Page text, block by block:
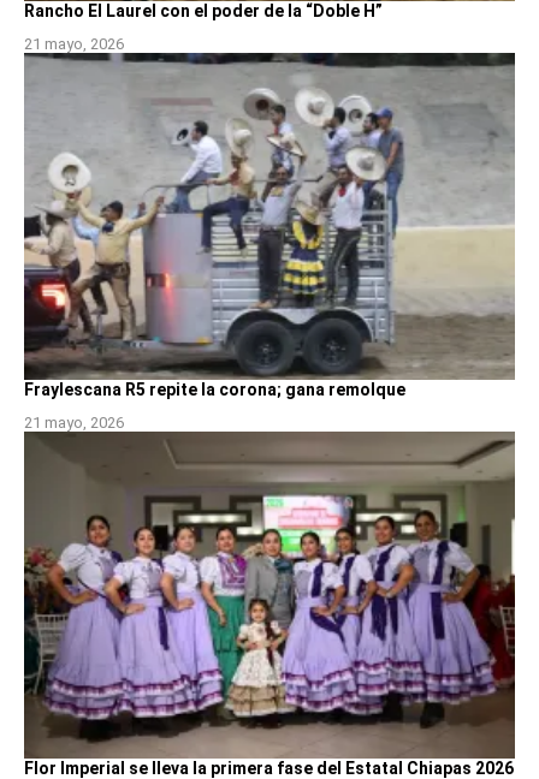
Rancho El Laurel con el poder de la “Doble H”
21 mayo, 2026
Fraylescana R5 repite la corona; gana remolque
21 mayo, 2026
Flor Imperial se lleva la primera fase del Estatal Chiapas 2026